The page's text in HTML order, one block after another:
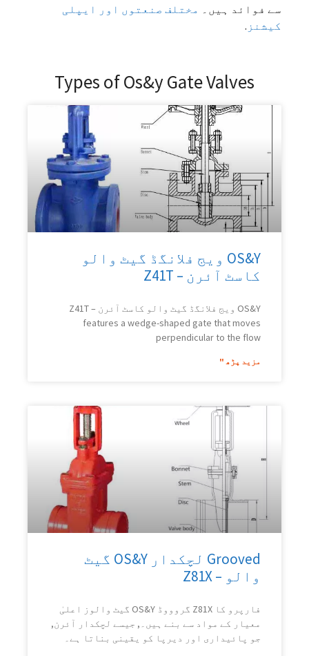
سے فوائد ہیں۔
مختلف صنعتوں اور ایپلی
کیشنز .
Types of Os&y Gate Valves
OS&Y ویج فلانگڈ گیٹ والو
کاسٹ آئرن – Z41T
OS&Y ویج فلانگڈ گیٹ والو کاسٹ آئرن –
Z41T
features a wedge-shaped gate that moves
perpendicular to the flow
مزید پڑھ "
Grooved لچکدار OS&Y گیٹ
والو – Z81X
فارپرو کا Z81X گروووڈ OS&Y گیٹ والوز اعلیٰ
معیار کے مواد سے بنے ہیں۔, جیسے لچکدار آئرن,
جو پائیداری اور دیرپا کو یقینی بناتا ہے۔